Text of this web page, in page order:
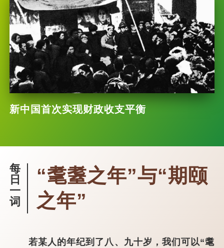
新中国首次实现财政收支平衡
每
日
一
词
“耄耋之年”与“期颐
之年”
若某人的年纪到了八、九十岁，我们可以“耄